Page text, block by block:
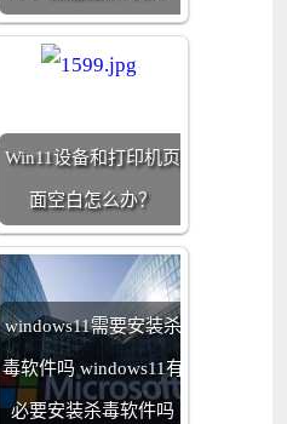
Win11设备和打印机页
面空白怎么办？
windows11需要安装杀
毒软件吗 windows11有
必要安装杀毒软件吗